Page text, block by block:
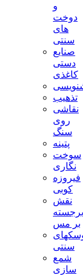
و
دوخت
های
سنتی
صنایع
دستی
کاغذی
تذهیب
نقاشی
روی
سنگ
پتینه
سوخت
نگاری
فیروزه
کوبی
نقش
برجسته
بر مس
سنتی
شمع
سازی